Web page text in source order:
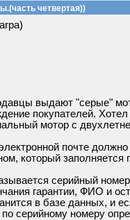
четвертая))
выдают "серые"
покупателей.
мотор с
почте
который заполняется
серийный
гарантии, ФИО и
в базе данных, и
серийному номеру